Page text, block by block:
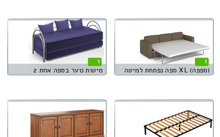
1
(ספפה) XL ספה נפתחת למיטה
1
מיטות נוער בספה אחת 2